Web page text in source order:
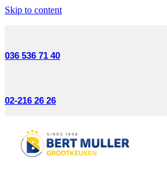
Skip to content
036 536 71 40
02-216 26 26